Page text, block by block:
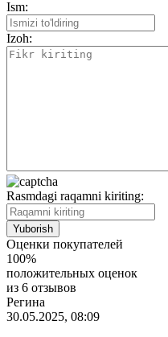
Ism:
Izoh:
Rasmdagi raqamni kiriting:
Оценки покупателей
100%
положительных оценок
из 6 отзывов
Регина
30.05.2025, 08:09